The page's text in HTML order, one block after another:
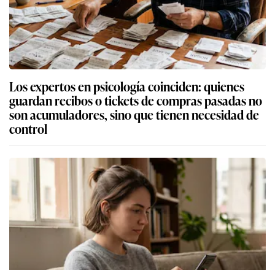
Los expertos en psicología coinciden: quienes
guardan recibos o tickets de compras pasadas no
son acumuladores, sino que tienen necesidad de
control